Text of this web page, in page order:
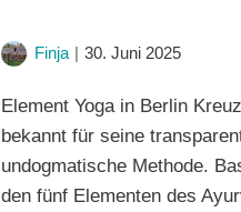
Finja 30. Juni 2025
Element Yoga in Berlin
bekannt für seine
undogmatische Methode.
den fünf Elementen des